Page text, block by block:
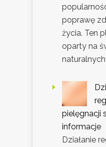
poprawę
życia. Ten
oparty na
pielęgnacji
informacje
Działanie